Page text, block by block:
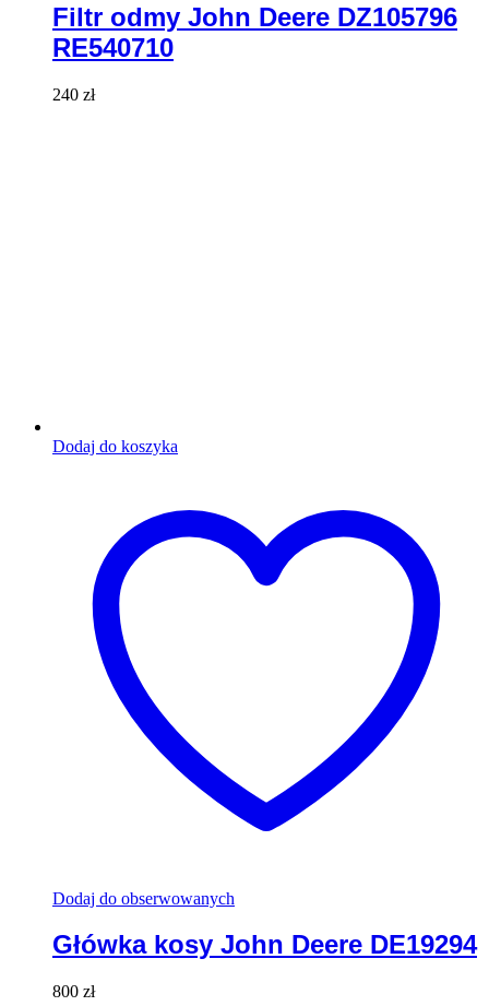
Filtr odmy John Deere DZ105796
RE540710
240 zł
Dodaj do koszyka
Dodaj do obserwowanych
Główka kosy John Deere DE19294
800 zł